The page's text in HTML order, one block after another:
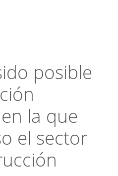
posible
la que
el sector